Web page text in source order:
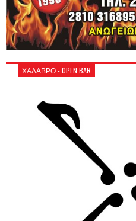
ΧΑΛΑΒΡΟ - OPEN BAR